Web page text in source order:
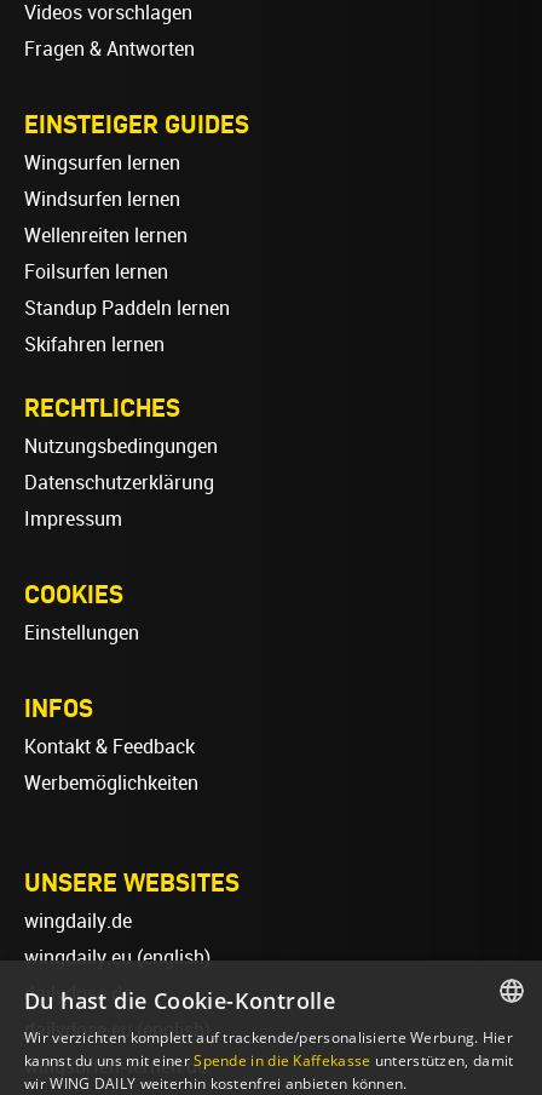
Videos vorschlagen
Fragen & Antworten
EINSTEIGER GUIDES
Wingsurfen lernen
Windsurfen lernen
Wellenreiten lernen
Foilsurfen lernen
Standup Paddeln lernen
Skifahren lernen
RECHTLICHES
Nutzungsbedingungen
Datenschutzerklärung
Impressum
COOKIES
Einstellungen
INFOS
Kontakt & Feedback
Werbemöglichkeiten
UNSERE WEBSITES
wingdaily.de
wingdaily.eu(english)
dailydose.de
dailydose.eu (english)
wingsurfen-lernen.de
GERMAN
Du hast die Cookie-Kontrolle
Wir verzichten komplett auf trackende/personalisierte Werbung. Hier
kannst du uns mit einerSpende in die Kaffekasse unterstützen, damit
wir WING DAILY weiterhin kostenfrei anbieten können.